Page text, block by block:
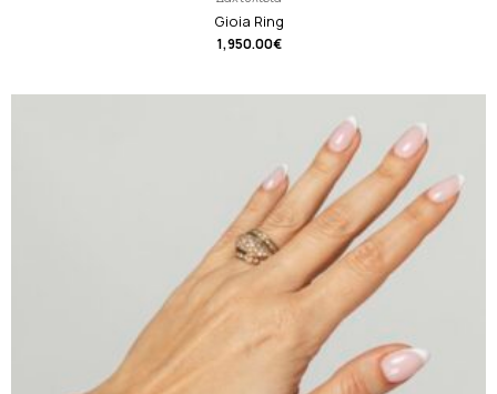
Gioia Ring
1,950.00€